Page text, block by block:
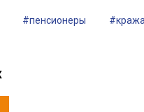
#пенсионеры